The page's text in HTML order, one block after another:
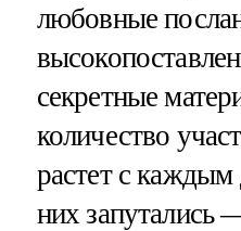
любовные
секретные
количество
растет с
них запутались